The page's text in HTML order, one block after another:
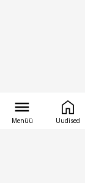
Menüü Uudised